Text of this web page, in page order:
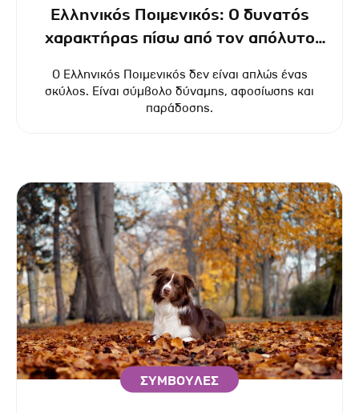
Ελληνικός Ποιμενικός: Ο δυνατός
χαρακτήρας πίσω από τον απόλυτο
Ο Ελληνικός Ποιμενικός δεν είναι απλώς ένας
σκύλος. Είναι σύμβολο δύναμης, αφοσίωσης και
παράδοσης.
ΣΥΜΒΟΥΛΕΣ